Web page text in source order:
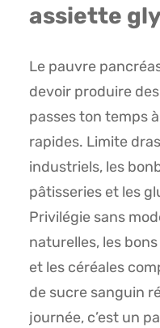
assiette
Le pauvre
devoir produire
passes ton temps
rapides. Limite
industriels, les
pâtisseries et les
Privilégie sans
naturelles, les
et les céréales
de sucre sanguin
journée, c’est un